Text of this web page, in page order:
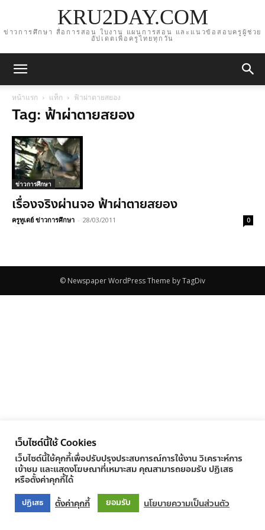
KRU2DAY.COM
ข่าวการศึกษา สื่อการสอน ใบงาน แผนการสอน และแนวข้อสอบครูผู้ช่วย
อัปเดตเพื่อครูไทยทุกวัน
หน้าแรก แท็ก ฟ้าผ่าตายสยอง
Tag: ฟ้าผ่าตายสยอง
ข่าวการศึกษา
เรื่องจริงผ่านจอ ฟ้าผ่าตายสยอง
ครูทูเดย์ ข่าวการศึกษา - 28/03/2011 0
© Newspaper WordPress Theme by TagDiv
เว็บไซต์นี้ใช้ Cookies
เว็บไซต์นี้ใช้คุกกี้เพื่อปรับปรุงประสบการณ์การใช้งาน วิเคราะห์การ
เข้าชม และแสดงโฆษณาที่เหมาะสม คุณสามารถยอมรับ ปฏิเสธ
หรือตั้งค่าคุกกี้ได้
ปฏิเสธ ตั้งค่าคุกกี้ ยอมรับ นโยบายความเป็นส่วนตัว